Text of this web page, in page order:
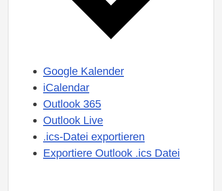
Google Kalender
iCalendar
Outlook 365
Outlook Live
.ics-Datei exportieren
Exportiere Outlook .ics Datei